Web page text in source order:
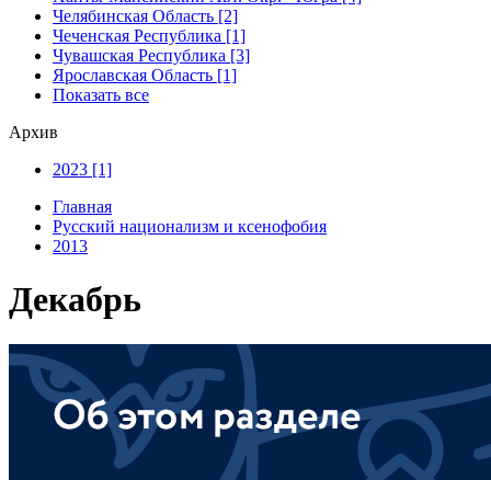
Челябинская Область [2]
Чеченская Республика [1]
Чувашская Республика [3]
Ярославская Область [1]
Показать все
Архив
2023 [1]
Главная
Русский национализм и ксенофобия
2013
Декабрь